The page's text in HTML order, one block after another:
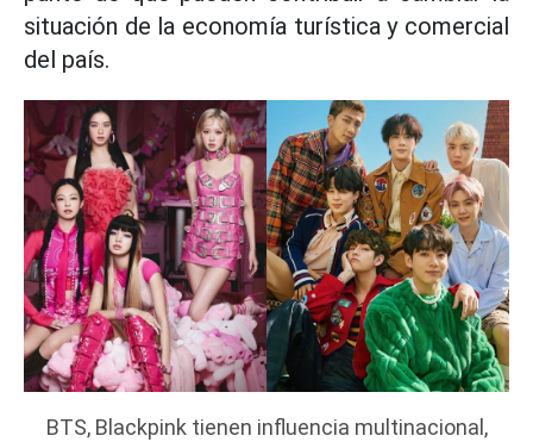
situación de la economía turística y comercial
del país.
BTS, Blackpink tienen influencia multinacional,